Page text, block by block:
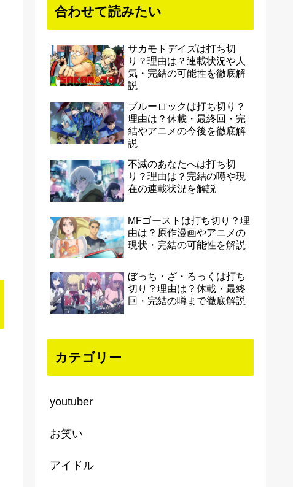
合わせて読みたい
サカモトデイズは打ち切
り？理由は？連載状況や人
気・完結の可能性を徹底解
説
ブルーロックは打ち切り？
理由は？休載・最終回・完
結やアニメの今後を徹底解
説
不滅のあなたへは打ち切
り？理由は？完結の噂や現
在の連載状況を解説
MFゴーストは打ち切り？理
由は？原作漫画やアニメの
現状・完結の可能性を解説
ぼっち・ざ・ろっくは打ち
切り？理由は？休載・最終
回・完結の噂まで徹底解説
カテゴリー
youtuber
お笑い
アイドル